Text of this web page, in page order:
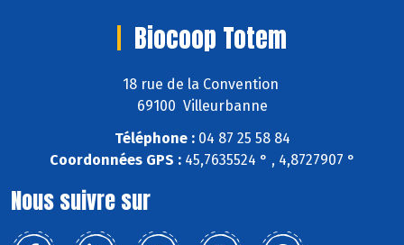
Biocoop Totem
18 rue de la Convention
69100 Villeurbanne
Téléphone :04 87 25 58 84
Coordonnées GPS :45,7635524 ° , 4,8727907 °
Nous suivre sur